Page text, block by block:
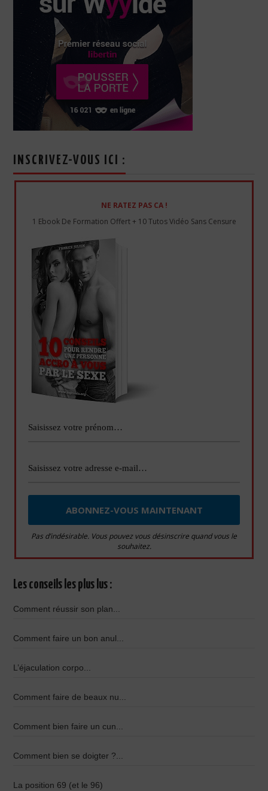
INSCRIVEZ-VOUS ICI :
NE RATEZ PAS CA !
1 Ebook De Formation Offert + 10 Tutos Vidéo Sans Censure
Pas d’indésirable. Vous pouvez vous désinscrire quand vous le
souhaitez.
Les conseils les plus lus :
Comment réussir son plan...
Comment faire un bon anul...
L’éjaculation corpo...
Comment faire de beaux nu...
Comment bien faire un cun...
Comment bien se doigter ?...
La position 69 (et le 96)